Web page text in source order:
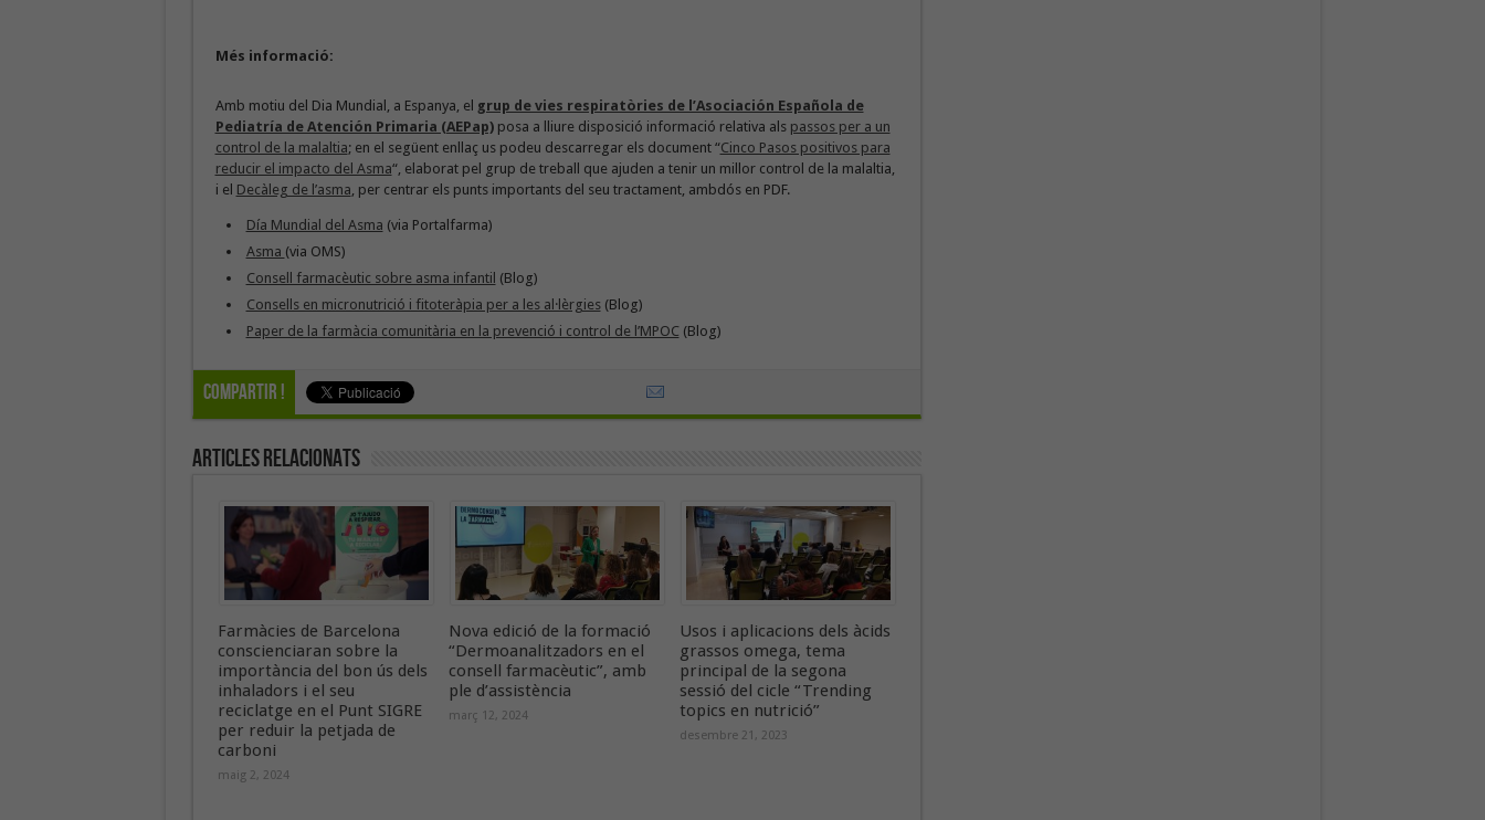
Més informació:
Amb motiu del Dia Mundial, a Espanya, el grup de vies respiratòries de l’Asociación Española de
Pediatría de Atención Primaria (AEPap)posa a lliure disposició informació relativa als passos per a un
control de la malaltia; en el següent enllaç us podeu descarregar els document “Cinco Pasos positivos para
reducir el impacto del Asma“, elaborat pel grup de treball que ajuden a tenir un millor control de la malaltia,
i el Decàleg de l’asma, per centrar els punts importants del seu tractament, ambdós en PDF.
Día Mundial del Asma (via Portalfarma)
Asma (via OMS)
Consell farmacèutic sobre asma infantil (Blog)
Consells en micronutrició i fitoteràpia per a les al·lèrgies(Blog)
Paper de la farmàcia comunitària en la prevenció i control de l’MPOC(Blog)
Compartir !
Articles Relacionats
Farmàcies de Barcelona
conscienciaran sobre la
importància del bon ús dels
inhaladors i el seu
reciclatge en el Punt SIGRE
per reduir la petjada de
carboni
maig 2, 2024
Nova edició de la formació
“Dermoanalitzadors en el
consell farmacèutic”, amb
ple d’assistència
març 12, 2024
Usos i aplicacions dels àcids
grassos omega, tema
principal de la segona
sessió del cicle “Trending
topics en nutrició”
desembre 21, 2023